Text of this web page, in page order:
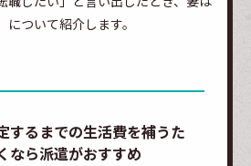
ついて紹介します。
するまでの生活費を補うた
なら派遣がおすすめ